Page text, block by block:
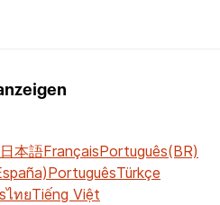
日本語FrançaisPortuguês(BR)
PortuguêsTürkçe
ไทยTiếng Việt